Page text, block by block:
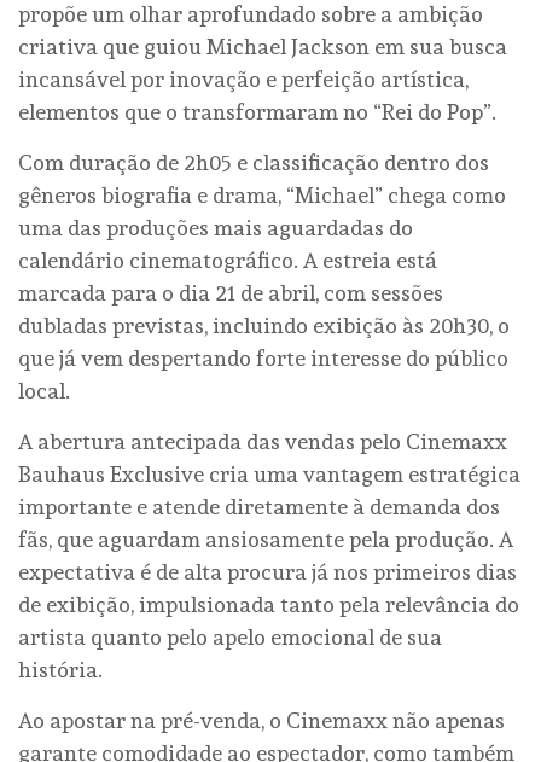
propõe um olhar aprofundado sobre a ambição
criativa que guiou Michael Jackson em sua busca
incansável por inovação e perfeição artística,
elementos que o transformaram no “Rei do Pop”.
Com duração de 2h05 e classificação dentro dos
gêneros biografia e drama, “Michael” chega como
uma das produções mais aguardadas do
calendário cinematográfico. A estreia está
marcada para o dia 21 de abril, com sessões
dubladas previstas, incluindo exibição às 20h30, o
que já vem despertando forte interesse do público
local.
A abertura antecipada das vendas pelo Cinemaxx
Bauhaus Exclusive cria uma vantagem estratégica
importante e atende diretamente à demanda dos
fãs, que aguardam ansiosamente pela produção. A
expectativa é de alta procura já nos primeiros dias
de exibição, impulsionada tanto pela relevância do
artista quanto pelo apelo emocional de sua
história.
Ao apostar na pré-venda, o Cinemaxx não apenas
garante comodidade ao espectador, como também